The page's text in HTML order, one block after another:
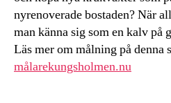
nyrenoverade bostaden? När
man känna sig som en kalv på
Läs mer om målning på denna
målarekungsholmen.nu